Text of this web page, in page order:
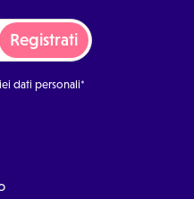
Registrati
dati personali*